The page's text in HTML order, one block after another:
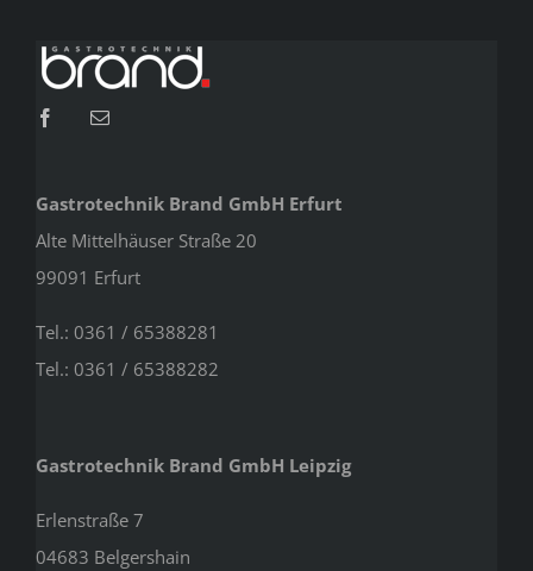
Gastrotechnik Brand GmbH Erfurt
Alte Mittelhäuser Straße 20
99091 Erfurt
Tel.: 0361 / 65388281
Tel.: 0361 / 65388282
Gastrotechnik Brand GmbH Leipzig
Erlenstraße 7
04683 Belgershain